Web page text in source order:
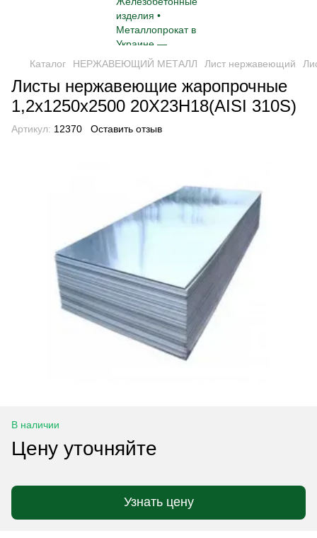
Каталог НЕРЖАВЕЮЩИЙ МЕТАЛЛ Лист нержавеющий
Листы нержавеющие жаропрочные
1,2х1250х2500 20Х23Н18(AISI 310S)
Артикул: 12370 Оставить отзыв
В наличии
Цену уточняйте
Узнать цену